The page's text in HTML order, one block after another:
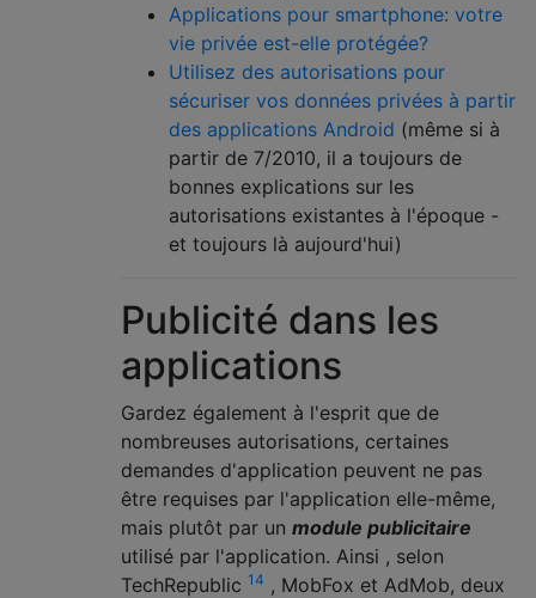
Applications pour smartphone: votre
vie privée est-elle protégée?
Utilisez des autorisations pour
sécuriser vos données privées à partir
des applications Android (même si à
partir de 7/2010, il a toujours de
bonnes explications sur les
autorisations existantes à l'époque -
et toujours là aujourd'hui)
Publicité dans les
applications
Gardez également à l'esprit que de
nombreuses autorisations, certaines
demandes d'application peuvent ne pas
être requises par l'application elle-même,
mais plutôt par un module publicitaire
utilisé par l'application. Ainsi , selon
TechRepublic 14 , MobFox et AdMob, deux